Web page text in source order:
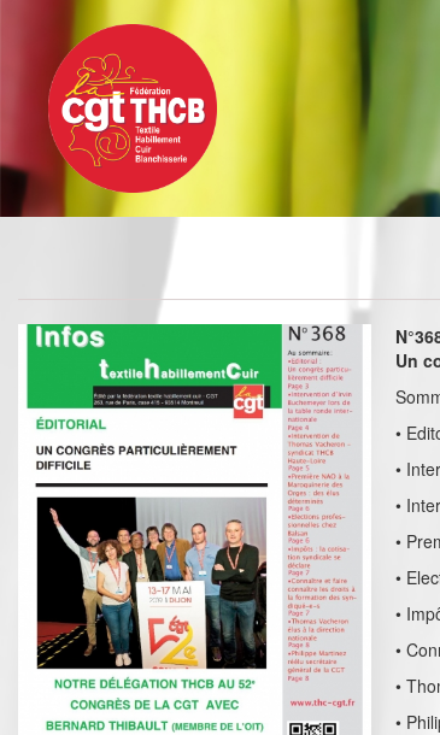
contenu
principal
Un
•
•
•
•
•
•
•
•
•